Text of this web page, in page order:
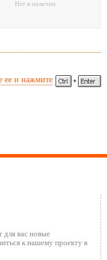
Нет в наличии
ее и нажмите
для вас новые
к нашему проекту в